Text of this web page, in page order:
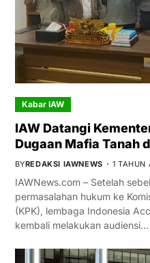
Kabar IAW
IAW Datangi
Dugaan Mafia Tanah
BYREDAKSI IAWNEWS 1 TAHUN
IAWNews.com – Setelah
permasalahan hukum ke
(KPK), lembaga Indonesia
kembali melakukan audiensi…